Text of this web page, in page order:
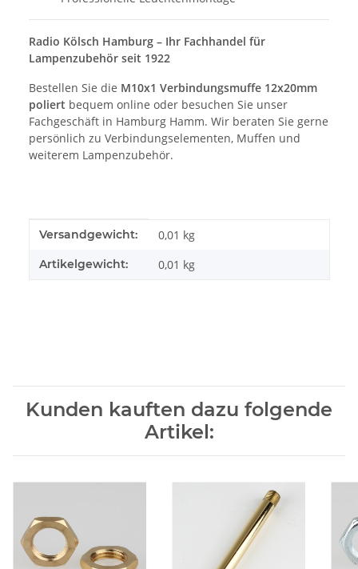
Radio Kölsch Hamburg – Ihr Fachhandel für
Lampenzubehör seit 1922
Bestellen Sie die M10x1 Verbindungsmuffe 12x20mm
poliert bequem online oder besuchen Sie unser
Fachgeschäft in Hamburg Hamm. Wir beraten Sie gerne
persönlich zu Verbindungselementen, Muffen und
weiterem Lampenzubehör.
Produkteigenschaft
Wert
Versandgewicht: 0,01 kg
Artikelgewicht: 0,01 kg
Kunden kauften dazu folgende
Artikel: